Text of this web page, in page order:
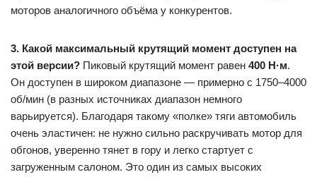
моторов аналогичного объёма у конкурентов.
3. Какой максимальный крутящий момент доступен на
этой версии? Пиковый крутящий момент равен 400 Н·м.
Он доступен в широком диапазоне — примерно с 1750–4000
об/мин (в разных источниках диапазон немного
варьируется). Благодаря такому «полке» тяги автомобиль
очень эластичен: не нужно сильно раскручивать мотор для
обгонов, уверенно тянет в гору и легко стартует с
загруженным салоном. Это один из самых высоких